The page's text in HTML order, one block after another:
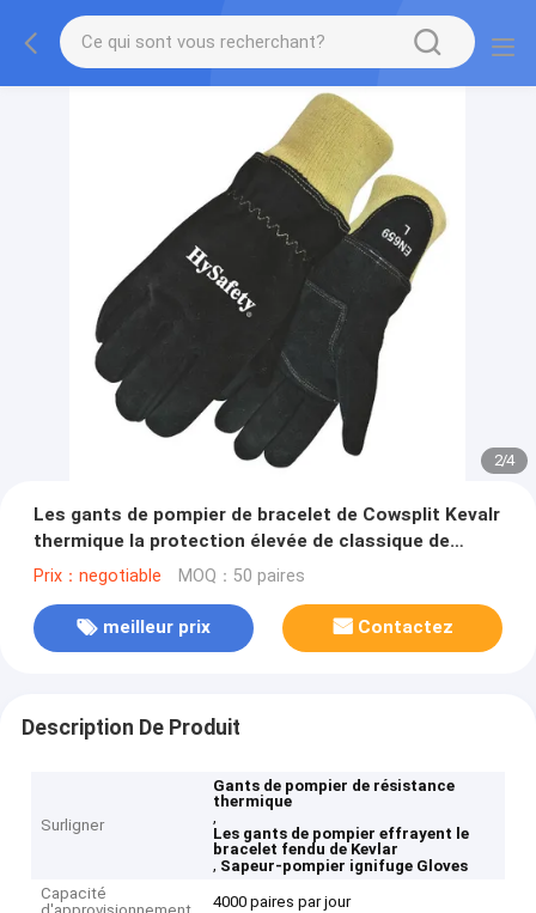
2/4
Les gants de pompier de bracelet de Cowsplit Kevalr
thermique la protection élevée de classique de
résistance
Prix：negotiable MOQ：50 paires
meilleur prix Contactez
Description De Produit
Surligner
Gants de pompier de résistance
thermique
,
Les gants de pompier effrayent le
bracelet fendu de Kevlar
, Sapeur-pompier ignifuge Gloves
Capacité
4000 paires par jour